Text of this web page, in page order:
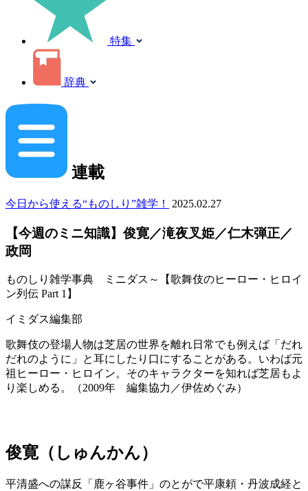
特集
辞典
連載
今日から使える“ものしり”雑学！ 2025.02.27
【今週のミニ知識】俊寛／滝夜叉姫／仁木弾正／
政岡
ものしり雑学事典 ミニダス～【歌舞伎のヒーロー・ヒロイ
ン列伝 Part 1】
イミダス編集部
歌舞伎の登場人物は芝居の世界を離れ日常でも例えば「だれ
だれのように」と耳にしたり口にすることがある。いわば元
祖ヒーロー・ヒロイン。そのキャラクターを知れば芝居もよ
り楽しめる。（2009年 編集協力／伊佐めぐみ）
俊寛（しゅんかん）
平清盛への謀反「鹿ヶ谷事件」のとがで平康頼・丹波成経と